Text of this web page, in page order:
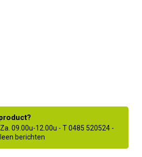
09.00u-12.00u - T 0485 520524 -
berichten